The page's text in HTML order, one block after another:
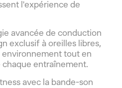
l'expérience de
avancée de conduction
exclusif à oreilles libres,
tout en
entraînement.
avec la bande-son